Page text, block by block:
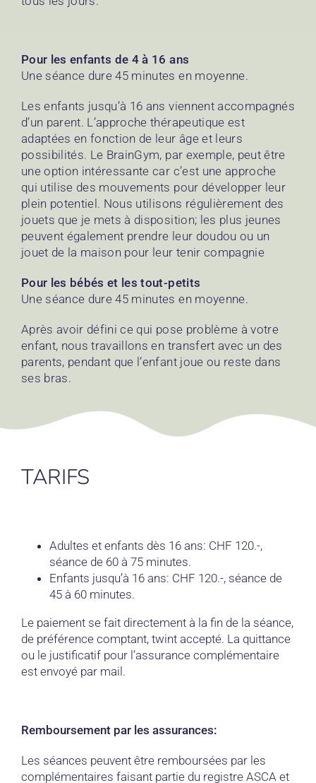
Pour les enfants de 4 à 16 ans
Une séance dure 45 minutes en moyenne.
Les enfants jusqu’à 16 ans viennent accompagnés
d’un parent. L’approche thérapeutique est
adaptées en fonction de leur âge et leurs
possibilités. Le BrainGym, par exemple, peut être
une option intéressante car c’est une approche
qui utilise des mouvements pour développer leur
plein potentiel. Nous utilisons régulièrement des
jouets que je mets à disposition; les plus jeunes
peuvent également prendre leur doudou ou un
jouet de la maison pour leur tenir compagnie
Pour les bébés et les tout-petits
Une séance dure 45 minutes en moyenne.
Après avoir défini ce qui pose problème à votre
enfant, nous travaillons en transfert avec un des
parents, pendant que l’enfant joue ou reste dans
ses bras.
TARIFS
Adultes et enfants dès 16 ans: CHF 120.-,
séance de 60 à 75 minutes.
Enfants jusqu’à 16 ans: CHF 120.-, séance de
45 à 60 minutes.
Le paiement se fait directement à la fin de la séance,
de préférence comptant, twint accepté. La quittance
ou le justificatif pour l’assurance complémentaire
est envoyé par mail.
Remboursement par les assurances:
Les séances peuvent être remboursées par les
complémentaires faisant partie du registre ASCA et